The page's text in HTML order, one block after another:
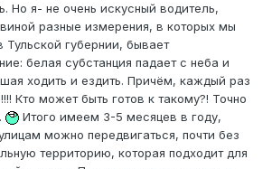
Но я- не очень искусный водитель,
разные измерения, в которых мы
Тульской губернии, бывает
белая субстанция падает с неба и
ходить и ездить. Причём, каждый раз
Кто может быть готов к такому?! Точно
Итого имеем 3-5 месяцев в году,
можно передвигаться, почти без
территорию, которая подходит для